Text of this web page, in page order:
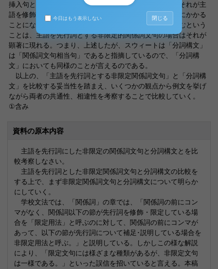
挿入句となり、副詞的な意味を言外に含むようになり、それが主
語を修飾する場合は、主語と述語の関係を通じて文全体にかかる
ことになる。非限定的連体修飾語が副詞相当の意味を含むという
ことは、主語を先行詞とする非限定的関係詞文句の場合はそれが
顕著に現れる。つまり、上述したが、スウィートは「分詞構文」
は「関係詞文句相当句」であると指摘しているので、「分詞構
文」においても同様のことが言えるのである。
以上の、「主語を先行詞とする非限定関係詞文句」と「分詞構
文」を比較する妥当性を踏まえ、いくつかの観点から例文を挙げ
ながら両者の共通性、相違性を考察することで比較していく。
①含み
資料の原本内容
主語を先行詞にした非限定の関係詞文句と分詞構文とを比
較考察しなさい。
主語を先行詞とした非限定関係詞文句と分詞構文の比較を
する上で、まず非限定関係詞文句と分詞構文について明らか
にしていく。
学校文法では、「関係詞」の章では、「関係詞の前にコン
マがなく、関係詞以下の節が先行詞を修飾・限定している場
合を「限定用法」と呼ぶのに対して、関係詞の前にコンマが
あって、以下の節が先行詞について補足･説明している場合を
非限定用法と呼ぶ。」と説明している。しかしこの様な解説
により、「限定文句には様ざまな種類があるが、非限定文句
は一様である。」といった誤信を招いていると言える。本稿
今日はもう表示しない 閉じる